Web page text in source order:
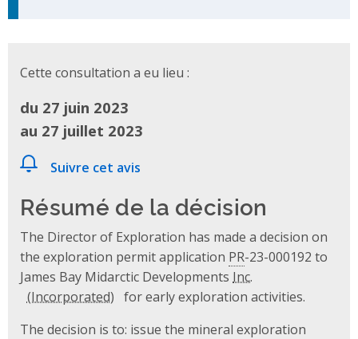
Cette consultation a eu lieu :
du 27 juin 2023
au 27 juillet 2023
Suivre cet avis
Résumé de la décision
The Director of Exploration has made a decision on
the exploration permit application PR-23-000192 to
James Bay Midarctic Developments Inc.
for early exploration activities.
The decision is to: issue the mineral exploration